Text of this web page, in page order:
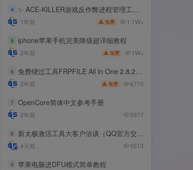
4 ✨ ACE-KILLER游戏反作弊进程管理工具 ✨
1年前 免费 1.1W+
5 iphone苹果手机完美降级超详细教程
2年前 免费 1W+
6 免费绕过工具FRPFILE All in One 2.8.2，支持iOS 12.5.3~14.8
2年前 免费 6770
7 OpenCore简体中文参考手册
2年前 5977
8 新太极激活工具大客户洽谈（QQ官方交流群：523943346）
4天前 5513
9 苹果电脑进DFU模式简单教程